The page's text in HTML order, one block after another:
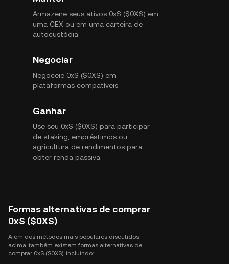
Armazene seus ativos 0xS ($0XS) em
uma CEX ou em uma carteira de
autocustódia.
Negociar
Negoceie 0xS ($0XS) em
plataformas compatíveis.
Ganhar
Use seu 0xS ($0XS) para participar
de staking, empréstimos ou
agricultura de rendimentos para
obter renda passiva.
Formas alternativas de comprar
0xS ($0XS)
Além dos métodos mais populares discutidos
acima, também existem formas alternativas de
comprar 0xS ($0XS), incluindo: